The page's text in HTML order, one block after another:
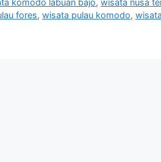
komodo labuan bajo, wisata nusa
fores, wisata pulau komodo,